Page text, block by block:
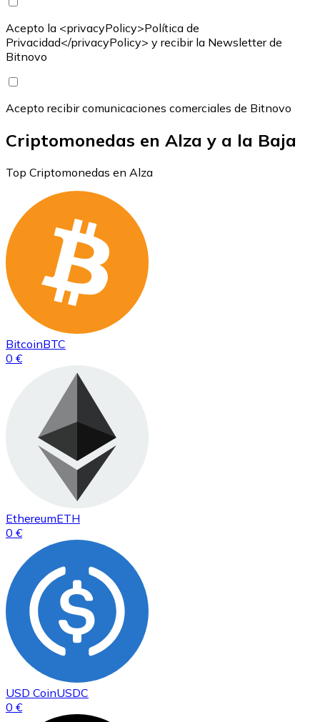
Acepto la <privacyPolicy>Política de
Privacidad</privacyPolicy> y recibir la Newsletter de
Bitnovo
Acepto recibir comunicaciones comerciales de Bitnovo
Criptomonedas en Alza y a la Baja
Top Criptomonedas en Alza
BitcoinBTC
0 €
EthereumETH
0 €
USD CoinUSDC
0 €